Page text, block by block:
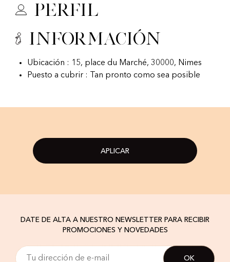
Perfil
Información
Ubicación : 15, place du Marché, 30000, Nimes
Puesto a cubrir : Tan pronto como sea posible
APLICAR
DATE DE ALTA A NUESTRO NEWSLETTER PARA RECIBIR
PROMOCIONES Y NOVEDADES